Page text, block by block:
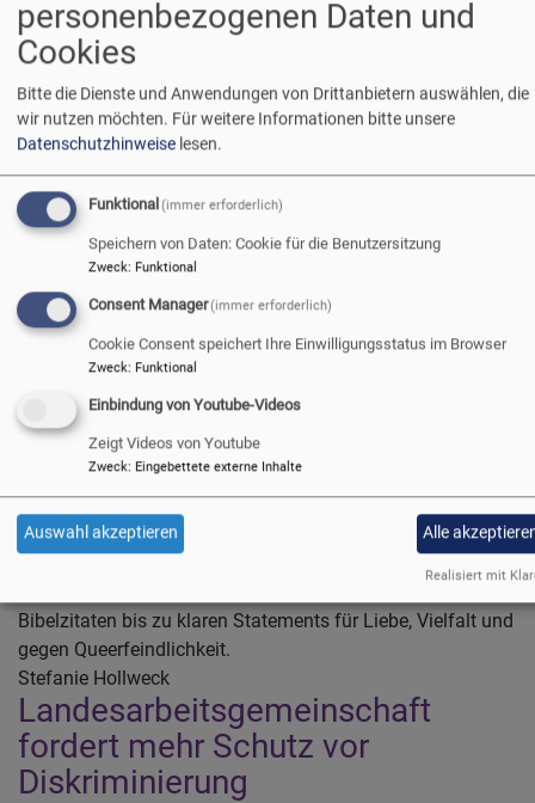
sehen ist, wo die besten Chancen bestehen und warum
Langschläfer:innen das Himmelsspektakel verpassen.
Venezuela nach dem Erdbeben:
Wiederaufbau in der Dauerkrise
Sonntagsblatt
Sechs Wochen nach den schweren Erdbeben beginnt in
Venezuela der mühsame Wiederaufbau. Das Land kämpft
nicht nur mit den Folgen der Katastrophe, sondern auch mit
einer tiefen Wirtschafts- und politischen Krise. Kirchliche
Partner leisten langfristige Hilfe.
Oliver Marquart
CSD 2026: Die 20 schönsten
christlichen Plakatsprüche für
den Pride
Sonntagsblatt2 Tagen 17 Stunden ago
Du suchst einen passenden Spruch für den Christopher
Street Day? Hier findest du christliche Plakatsprüche,
Bibelzitaten bis zu klaren Statements für Liebe, Vielfalt und
gegen Queerfeindlichkeit.
Stefanie Hollweck
Landesarbeitsgemeinschaft
fordert mehr Schutz vor
Diskriminierung
personenbezogenen Daten und
Cookies
Bitte die Dienste und Anwendungen von Drittanbietern auswählen, die
wir nutzen möchten. Für weitere Informationen bitte unsere
Datenschutzhinweise lesen.
Funktional (immer erforderlich)
Speichern von Daten: Cookie für die Benutzersitzung
Zweck: Funktional
Consent Manager(immer erforderlich)
Cookie Consent speichert Ihre Einwilligungsstatus im Browser
Zweck: Funktional
Einbindung von Youtube-Videos
Zeigt Videos von Youtube
Zweck: Eingebettete externe Inhalte
Auswahl akzeptieren Alle
Realisiert mit